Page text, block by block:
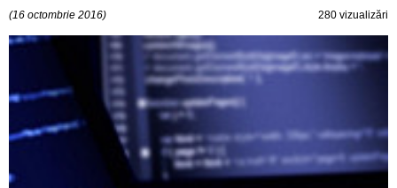
(16 octombrie 2016) 280 vizualizări